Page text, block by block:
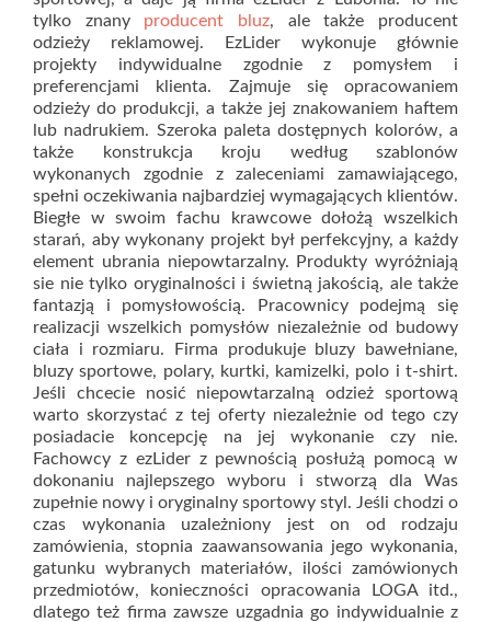
tylko znany producent bluz, ale także producent
odzieży reklamowej. EzLider wykonuje głównie
projekty indywidualne zgodnie z pomysłem i
preferencjami klienta. Zajmuje się opracowaniem
odzieży do produkcji, a także jej znakowaniem haftem
lub nadrukiem. Szeroka paleta dostępnych kolorów, a
także konstrukcja kroju według szablonów
wykonanych zgodnie z zaleceniami zamawiającego,
spełni oczekiwania najbardziej wymagających klientów.
Biegłe w swoim fachu krawcowe dołożą wszelkich
starań, aby wykonany projekt był perfekcyjny, a każdy
element ubrania niepowtarzalny. Produkty wyróżniają
sie nie tylko oryginalności i świetną jakością, ale także
fantazją i pomysłowością. Pracownicy podejmą się
realizacji wszelkich pomysłów niezależnie od budowy
ciała i rozmiaru. Firma produkuje bluzy bawełniane,
bluzy sportowe, polary, kurtki, kamizelki, polo i t-shirt.
Jeśli chcecie nosić niepowtarzalną odzież sportową
warto skorzystać z tej oferty niezależnie od tego czy
posiadacie koncepcję na jej wykonanie czy nie.
Fachowcy z ezLider z pewnością posłużą pomocą w
dokonaniu najlepszego wyboru i stworzą dla Was
zupełnie nowy i oryginalny sportowy styl. Jeśli chodzi o
czas wykonania uzależniony jest on od rodzaju
zamówienia, stopnia zaawansowania jego wykonania,
gatunku wybranych materiałów, ilości zamówionych
przedmiotów, konieczności opracowania LOGA itd.,
dlatego też firma zawsze uzgadnia go indywidualnie z